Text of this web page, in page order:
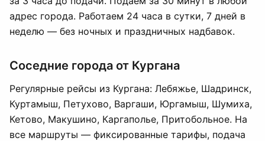
адрес города. Работаем 24 часа в сутки, 7 дней в
неделю — без ночных и праздничных надбавок.
Соседние города от Кургана
Регулярные рейсы из Кургана: Лебяжье, Шадринск,
Куртамыш, Петухово, Варгаши, Юргамыш, Шумиха,
Кетово, Макушино, Каргаполье, Притобольное. На
все маршруты — фиксированные тарифы, подача